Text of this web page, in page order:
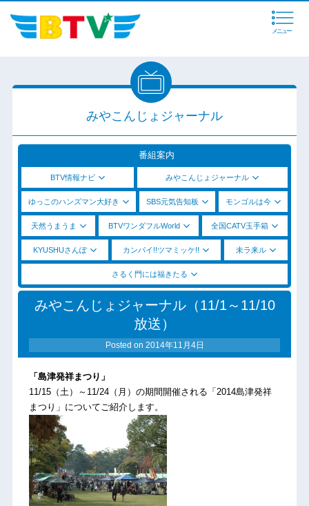
メニュー
みやこんじょジャーナル
番組案内
BTV情報ナビ みやこんじょジャーナル
ゆっこのハンズマン大好き SBS元気告知板 モンゴルは今
天然うまうま BTVワンダフルWorld 全国CATV玉手箱
KYUSHUさんぽ カンパイ!!ツマミッケ!! 未ラ来ル
さるく門には福きたる
みやこんじょジャーナル（11/1～11/10
放送）
Posted on 2014年11月4日
「島津発祥まつり」
11/15（土）～11/24（月）の期間開催される「2014島津発祥
まつり」についてご紹介します。